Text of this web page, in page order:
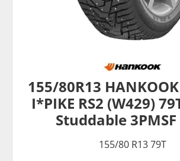
155/80R13
I*PIKE RS2 (W429)
Studdable 3PMSF
155/80 R13 79T